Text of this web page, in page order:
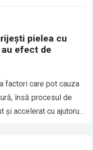
pielea cu
efect de
factori care pot cauza
însă procesul de
și accelerat cu ajutorul